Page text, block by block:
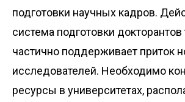
подготовки научных кадров.
система подготовки докторантов
частично поддерживает приток
исследователей. Необходимо
ресурсы в университетах,